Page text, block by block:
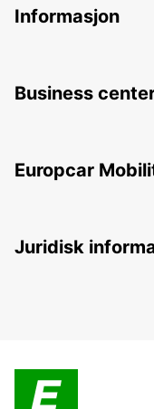
Informasjon
Business
Europcar
Juridisk